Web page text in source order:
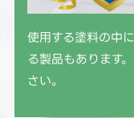
使用する塗料の中
る製品もあります
さい。